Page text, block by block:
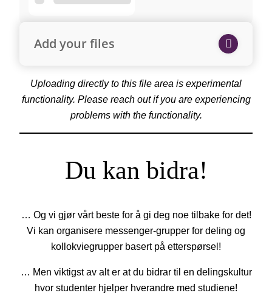
Add your files
Uploading directly to this file area is experimental
functionality. Please reach out if you are experiencing
problems with the functionality.
Du kan bidra!
… Og vi gjør vårt beste for å gi deg noe tilbake for det!
Vi kan organisere messenger-grupper for deling og
kollokviegrupper basert på etterspørsel!
… Men viktigst av alt er at du bidrar til en delingskultur
hvor studenter hjelper hverandre med studiene!